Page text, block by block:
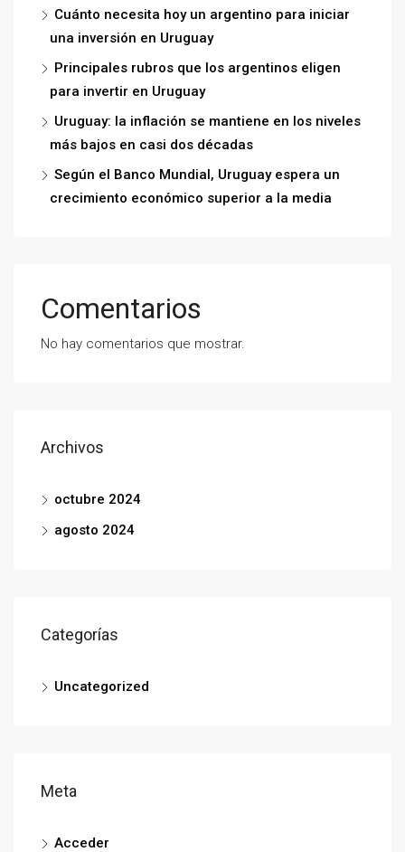
Cuánto necesita hoy un argentino para iniciar
una inversión en Uruguay
Principales rubros que los argentinos eligen
para invertir en Uruguay
Uruguay: la inflación se mantiene en los niveles
más bajos en casi dos décadas
Según el Banco Mundial, Uruguay espera un
crecimiento económico superior a la media
Comentarios
No hay comentarios que mostrar.
Archivos
octubre 2024
agosto 2024
Categorías
Uncategorized
Meta
Acceder